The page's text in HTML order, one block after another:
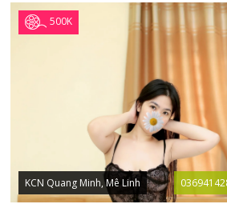
500K
KCN Quang Minh, Mê Linh